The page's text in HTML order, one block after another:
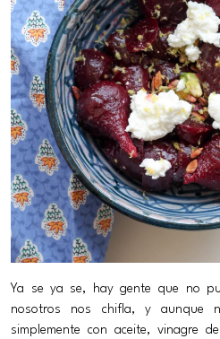
Ya se ya se, hay gente que no
nosotros nos chifla, y aunque
simplemente con aceite, vinagre